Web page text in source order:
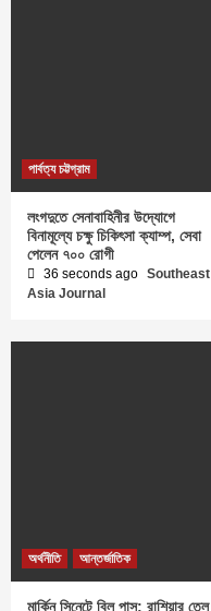
পার্বত্য চট্টগ্রাম
লংগদুতে সেনাবাহিনীর উদ্যোগে
বিনামূল্যে চক্ষু চিকিৎসা ক্যাম্প, সেবা
পেলেন ৭০০ রোগী
36 seconds ago Southeast
Asia Journal
অর্থনীতি আন্তর্জাতিক
মার্কিন সিনেটে বিল পাস: রাশিয়ার তেল